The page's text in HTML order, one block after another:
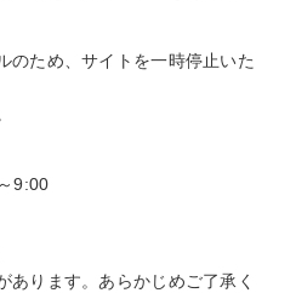
のため、サイトを一時停止いた
9:00
ります。あらかじめご了承く